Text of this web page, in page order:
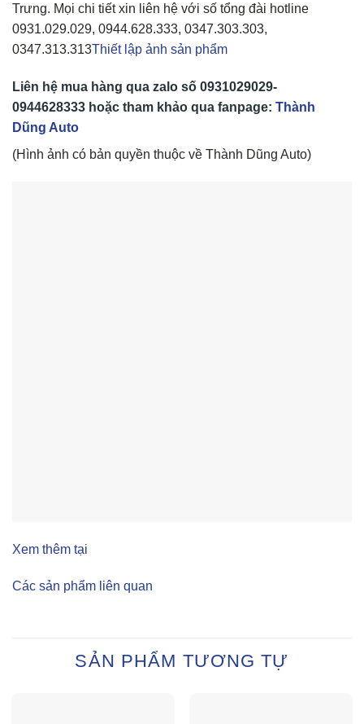
Trưng. Mọi chi tiết xin liên hệ với số tổng đài hotline
0931.029.029, 0944.628.333, 0347.303.303,
0347.313.313Thiết lập ảnh sản phẩm
Liên hệ mua hàng qua zalo số 0931029029-
0944628333 hoặc tham khảo qua fanpage: Thành
Dũng Auto
(Hình ảnh có bản quyền thuộc về Thành Dũng Auto)
Xem thêm tại
Các sản phẩm liên quan
SẢN PHẨM TƯƠNG TỰ